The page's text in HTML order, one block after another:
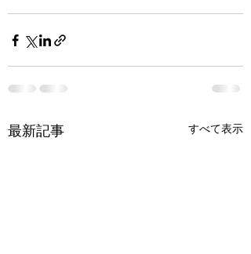
最新記事 すべて表示